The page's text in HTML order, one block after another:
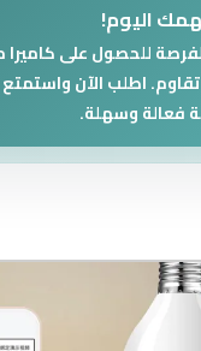
اليوم!
للحصول على كاميرا
اطلب الآن واستمتع
فعالة وسهلة.